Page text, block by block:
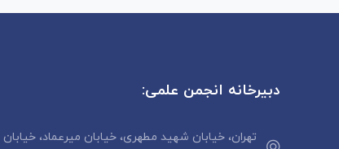
دبیرخانه انجمن علمی:
تهران، خیابان شهید مطهری، خیابان میرعماد، خیابان